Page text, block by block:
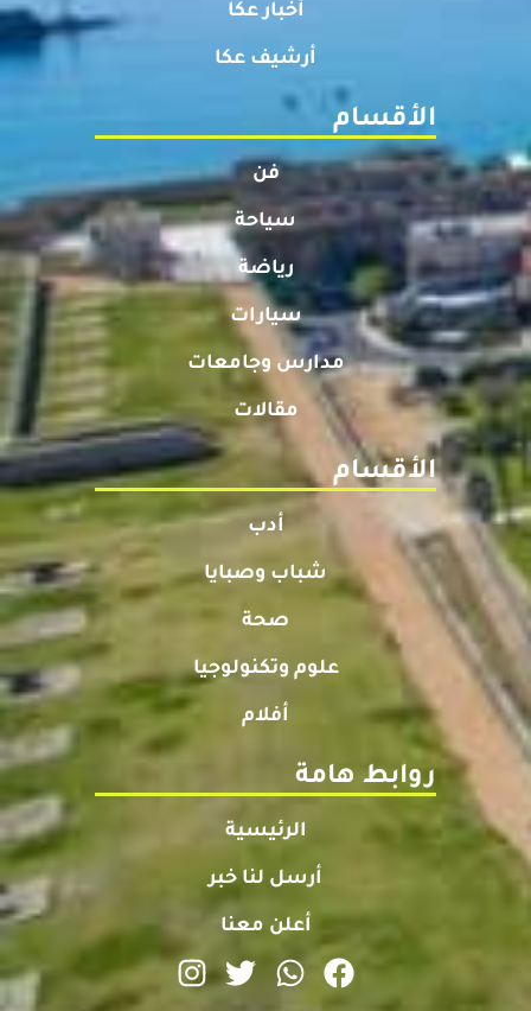
أخبار عكا
أرشيف عكا
الأقسام
فن
سياحة
رياضة
سيارات
مدارس وجامعات
مقالات
الأقسام
أدب
شباب وصبايا
صحة
علوم وتكنولوجيا
أفلام
روابط هامة
الرئيسية
أرسل لنا خبر
أعلن معنا